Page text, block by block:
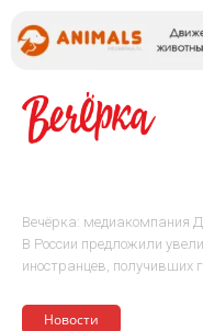
Вечёрка: медиакомпания
В России предложили
иностранцев, получивших
Новости